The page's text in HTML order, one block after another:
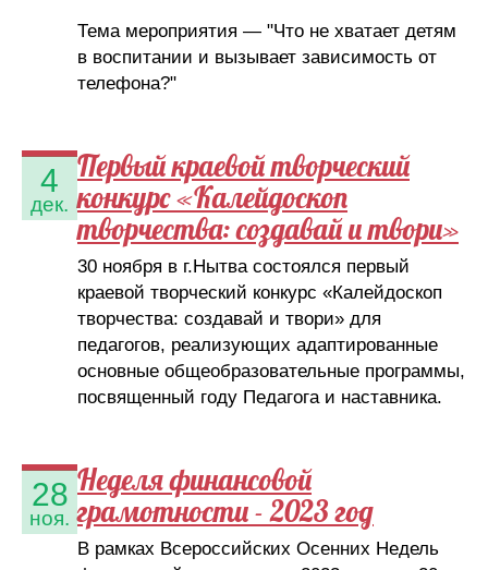
Тема мероприятия — "Что не хватает детям
в воспитании и вызывает зависимость от
телефона?"
4
дек.
Первый краевой творческий
конкурс «Калейдоскоп
творчества: создавай и твори»
30 ноября в г.Нытва состоялся первый
краевой творческий конкурс «Калейдоскоп
творчества: создавай и твори» для
педагогов, реализующих адаптированные
основные общеобразовательные программы,
посвященный году Педагога и наставника.
28
ноя.
Неделя финансовой
грамотности - 2023 год
В рамках Всероссийских Осенних Недель